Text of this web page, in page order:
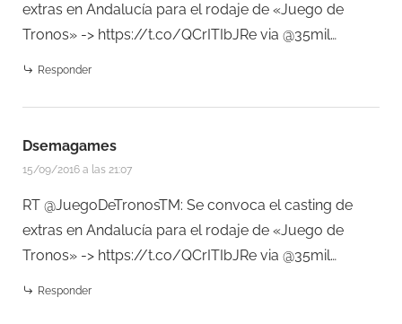
extras en Andalucía para el rodaje de «Juego de
Tronos» -> https://t.co/QCrITIbJRe via @35mil…
Responder
Dsemagames
15/09/2016 a las 21:07
RT @JuegoDeTronosTM: Se convoca el casting de
extras en Andalucía para el rodaje de «Juego de
Tronos» -> https://t.co/QCrITIbJRe via @35mil…
Responder